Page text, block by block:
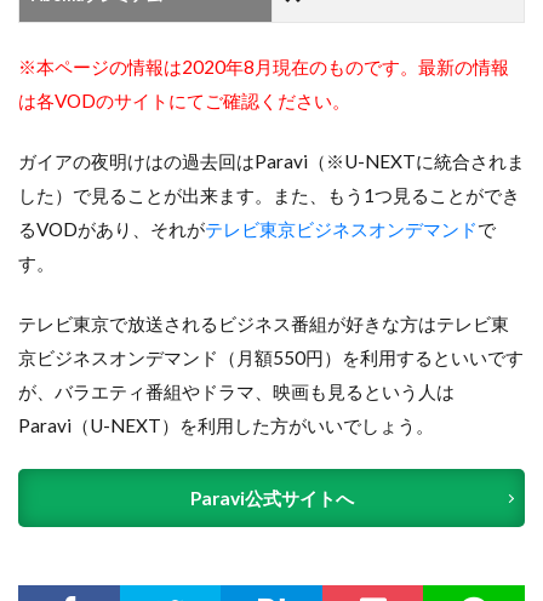
※本ページの情報は2020年8月現在のものです。最新の情報
は各VODのサイトにてご確認ください。
ガイアの夜明けはの過去回はParavi（※U-NEXTに統合されま
した）で見ることが出来ます。また、もう1つ見ることができ
るVODがあり、それがテレビ東京ビジネスオンデマンドで
す。
テレビ東京で放送されるビジネス番組が好きな方はテレビ東
京ビジネスオンデマンド（月額550円）を利用するといいです
が、バラエティ番組やドラマ、映画も見るという人は
Paravi（U-NEXT）を利用した方がいいでしょう。
Paravi公式サイトへ